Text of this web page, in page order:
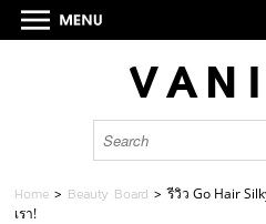
Home > Beauty Board >รีวิว Go Hair
เรา!